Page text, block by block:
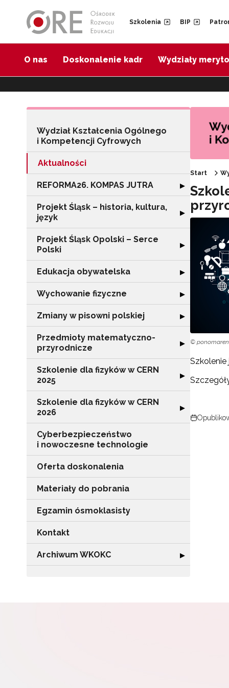
Szkolenia BIP
O nas Doskonalenie kadr Wydziały
Wydział Kształcenia Ogólnego
i Kompetencji Cyfrowych
Aktualności
REFORMA26. KOMPAS JUTRA Rozwiń sekcję
▶
Projekt Śląsk – historia, kultura,
język
Rozwiń sekcję
▶
Projekt Śląsk Opolski – Serce
Polski
Rozwiń sekcję
▶
Edukacja obywatelska Rozwiń sekcję
▶
Wychowanie fizyczne Rozwiń sekcję
▶
Zmiany w pisowni polskiej Rozwiń sekcję
▶
Przedmioty matematyczno-
przyrodnicze
Rozwiń sekcję
▶
Szkolenie dla fizyków w CERN
2025
Rozwiń sekcję
▶
Szkolenie dla fizyków w CERN
2026
Rozwiń sekcję
▶
Cyberbezpieczeństwo
i nowoczesne technologie
Oferta doskonalenia
Materiały do pobrania
Egzamin ósmoklasisty
Kontakt
Archiwum WKOKC Rozwiń sekcję
▶
Start
©
Szkolenie